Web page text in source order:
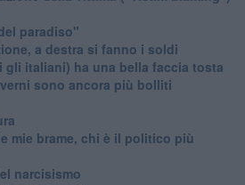
paradiso"
a destra si fanno i soldi
gli italiani) ha una bella faccia tosta
sono ancora più bolliti
mie brame, chi è il politico più
narcisismo